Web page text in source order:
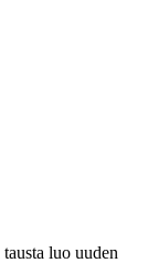
luo uuden